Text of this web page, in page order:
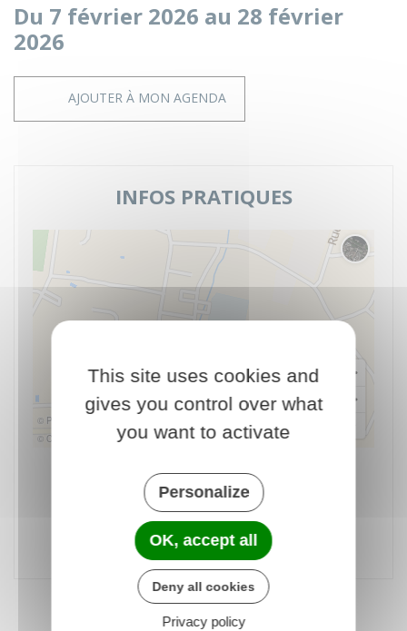
Du 7 février 2026 au 28 février
2026
AJOUTER À MON AGENDA
INFOS PRATIQUES
© Plan-interactif
© Contributeurs d'OpenStreetMap
Place du Groupe Loiseau
24130 Prigonrieux - France
Accessible aux personnes à mobilité réduite
This site uses cookies and
gives you control over what
you want to activate
Personalize
OK, accept all
Deny all cookies
Privacy policy